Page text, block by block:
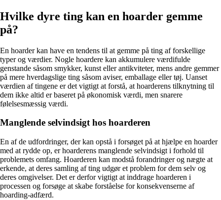
Hvilke dyre ting kan en hoarder gemme
på?
En hoarder kan have en tendens til at gemme på ting af forskellige
typer og værdier. Nogle hoardere kan akkumulere værdifulde
genstande såsom smykker, kunst eller antikviteter, mens andre gemmer
på mere hverdagslige ting såsom aviser, emballage eller tøj. Uanset
værdien af tingene er det vigtigt at forstå, at hoarderens tilknytning til
dem ikke altid er baseret på økonomisk værdi, men snarere
følelsesmæssig værdi.
Manglende selvindsigt hos hoarderen
En af de udfordringer, der kan opstå i forsøget på at hjælpe en hoarder
med at rydde op, er hoarderens manglende selvindsigt i forhold til
problemets omfang. Hoarderen kan modstå forandringer og nægte at
erkende, at deres samling af ting udgør et problem for dem selv og
deres omgivelser. Det er derfor vigtigt at inddrage hoarderen i
processen og forsøge at skabe forståelse for konsekvenserne af
hoarding-adfærd.